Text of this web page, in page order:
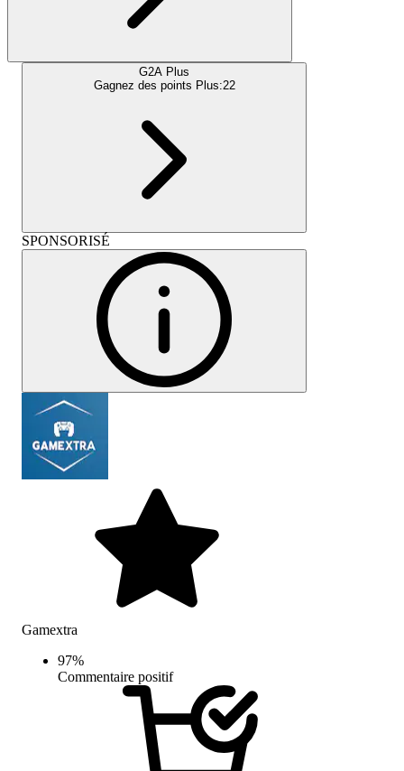
G2A Plus
Gagnez des points Plus:22
SPONSORISÉ
Gamextra
97%
Commentaire positif